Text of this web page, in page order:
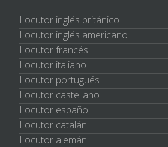
Locutor inglés británico
Locutor inglés americano
Locutor francés
Locutor italiano
Locutor portugués
Locutor castellano
Locutor español
Locutor catalán
Locutor alemán